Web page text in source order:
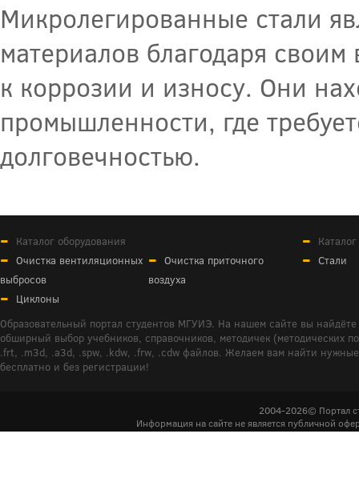
Микролегированные стали
материалов благодаря
к коррозии и износу. Они
промышленности, где
долговечностью.
Каталог оборудования
Очистка вентиляционных
выбросов
Очистка приточного
воздуха
Циклоны
Стали
Образовательный портал студентов МГУИЭ. На нашем сайте вы
обширный выбор учебников, справочников, методичек (методических
.frt, .m3d, .a3d, .spw, .kdw, .frw, .cdw файлов. Желаем вам найти
бесплатно и без регистрации!
2004-2026© Портал
Информация на сайте не является публичной